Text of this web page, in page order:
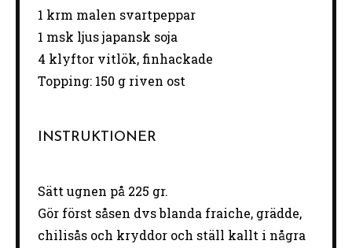
1 krm malen svartpeppar
1 msk ljus japansk soja
4 klyftor vitlök, finhackade
Topping: 150 g riven ost
INSTRUKTIONER
Sätt ugnen på 225 gr.
Gör först såsen dvs blanda fraiche, grädde,
chilisås och kryddor och ställ kallt i några